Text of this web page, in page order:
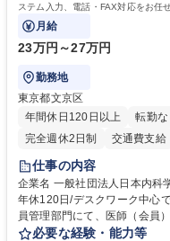
ステム入力、電話・FAX対応をお任
などにも幅広く携わっていただきます
月給
23万円～27万円
勤務地
東京都文京区
年間休日120日以上
転勤な
完全週休2日制
交通費支給
仕事の内容
企業名 一般社団法人日本内科学会 求人名 第二新卒歓迎！【正社
年休120日/デスクワーク中心で残業少なめ 仕事の
員管理部門にて、医師（会員
テム入力、電話・FAX対応を
必要な経験・能力等